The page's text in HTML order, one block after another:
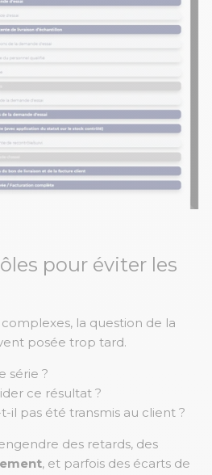
pour éviter les
la question de la
posée trop tard.
série ?
ce résultat ?
il pas été transmis au client ?
des retards, des
, et parfois des écarts de